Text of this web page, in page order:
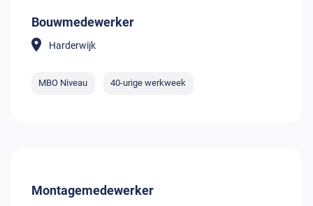
Bouwmedewerker
Harderwijk
MBO Niveau 40-urige werkweek
Montagemedewerker